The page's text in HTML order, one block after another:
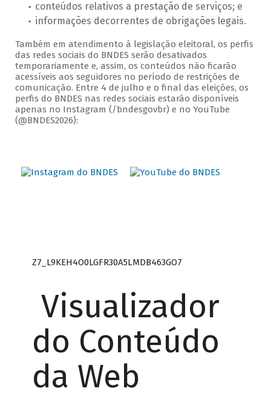
conteúdos relativos a prestação de serviços; e
informações decorrentes de obrigações legais.
Também em atendimento à legislação eleitoral, os perfis
das redes sociais do BNDES serão desativados
temporariamente e, assim, os conteúdos não ficarão
acessíveis aos seguidores no período de restrições de
comunicação. Entre 4 de julho e o final das eleições, os
perfis do BNDES nas redes sociais estarão disponíveis
apenas no Instagram (/bndesgovbr) e no YouTube
(@BNDES2026):
Z7_L9KEH4O0LGFR30A5LMDB463GO7
Visualizador
do Conteúdo
da Web